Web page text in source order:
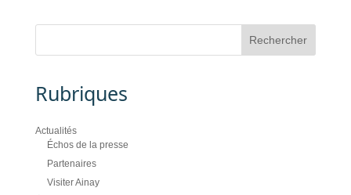
Rubriques
Actualités
Échos de la presse
Partenaires
Visiter Ainay